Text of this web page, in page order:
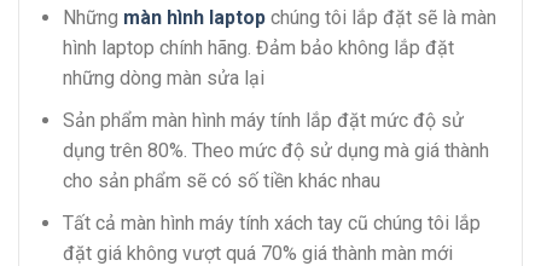
Những màn hình laptopchúng tôi lắp đặt sẽ là màn
hình laptop chính hãng. Đảm bảo không lắp đặt
những dòng màn sửa lại
Sản phẩm màn hình máy tính lắp đặt mức độ sử
dụng trên 80%. Theo mức độ sử dụng mà giá thành
cho sản phẩm sẽ có số tiền khác nhau
Tất cả màn hình máy tính xách tay cũ chúng tôi lắp
đặt giá không vượt quá 70% giá thành màn mới